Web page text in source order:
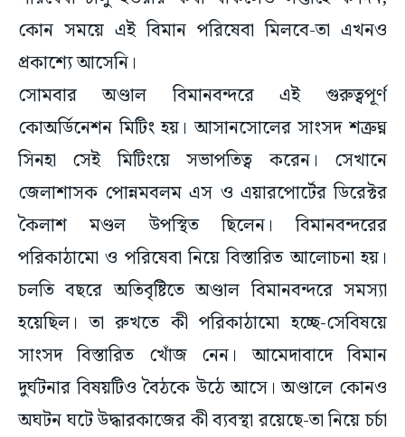
কোন সময়ে এই বিমান পরিষেবা মিলবে-তা এখনও
প্রকাশ্যে আসেনি।
সোমবার অণ্ডাল বিমানবন্দরে এই গুরুত্বপূর্ণ
কোঅর্ডিনেশন মিটিং হয়। আসানসোলের সাংসদ শত্রুঘ্ন
সিনহা সেই মিটিংয়ে সভাপতিত্ব করেন। সেখানে
জেলাশাসক পোন্নমবলম এস ও এয়ারপোর্টের ডিরেক্টর
কৈলাশ মণ্ডল উপস্থিত ছিলেন। বিমানবন্দরের
পরিকাঠামো ও পরিষেবা নিয়ে বিস্তারিত আলোচনা হয়।
চলতি বছরে অতিবৃষ্টিতে অণ্ডাল বিমানবন্দরে সমস্যা
হয়েছিল। তা রুখতে কী পরিকাঠামো হচ্ছে-সেবিষয়ে
সাংসদ বিস্তারিত খোঁজ নেন। আমেদাবাদে বিমান
দুর্ঘটনার বিষয়টিও বৈঠকে উঠে আসে। অণ্ডালে কোনও
অঘটন ঘটে উদ্ধারকাজের কী ব্যবস্থা রয়েছে-তা নিয়ে চর্চা